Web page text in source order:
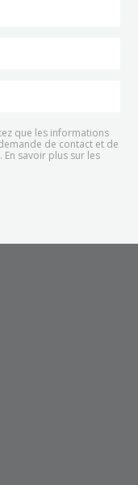
que les informations
de contact et de
En savoir plus sur les